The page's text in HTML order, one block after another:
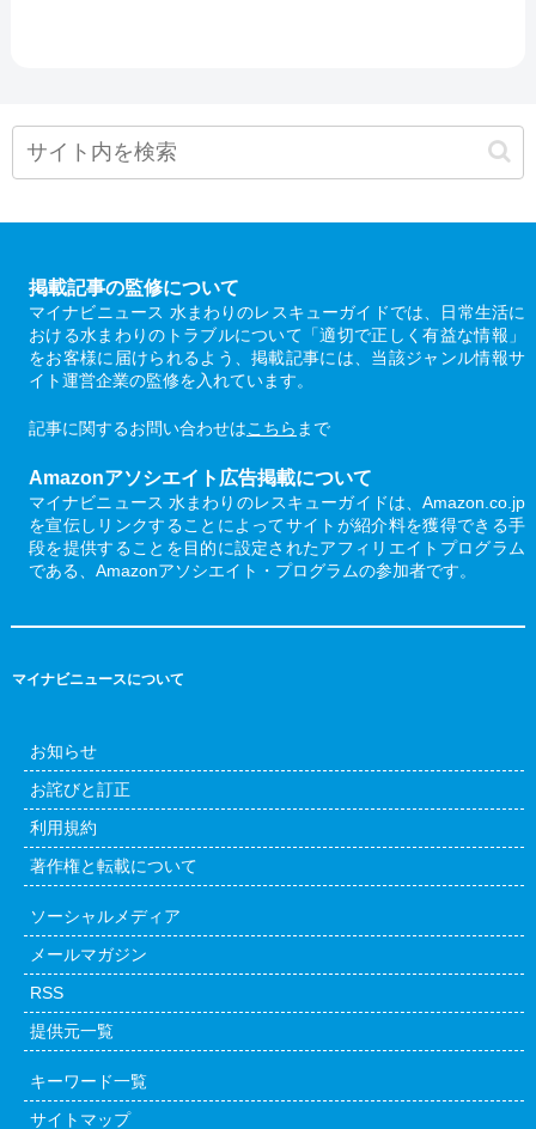
掲載記事の監修について
マイナビニュース 水まわりのレスキューガイドでは、日常生活に
おける水まわりのトラブルについて「適切で正しく有益な情報」
をお客様に届けられるよう、掲載記事には、当該ジャンル情報サ
イト運営企業の監修を入れています。
記事に関するお問い合わせはこちら まで
Amazonアソシエイト広告掲載について
マイナビニュース 水まわりのレスキューガイドは、Amazon.co.jp
を宣伝しリンクすることによってサイトが紹介料を獲得できる手
段を提供することを目的に設定されたアフィリエイトプログラム
である、Amazonアソシエイト・プログラムの参加者です。
マイナビニュースについて
お知らせ
お詫びと訂正
利用規約
著作権と転載について
ソーシャルメディア
メールマガジン
RSS
提供元一覧
キーワード一覧
サイトマップ